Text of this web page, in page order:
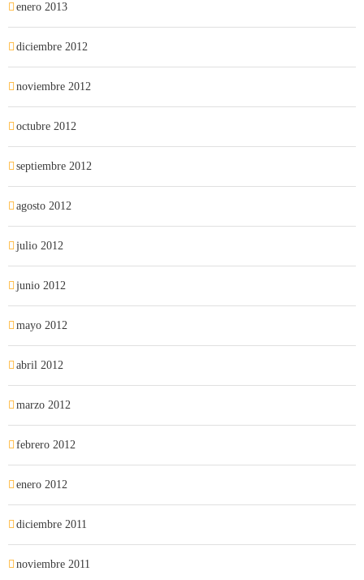
enero 2013
diciembre 2012
noviembre 2012
octubre 2012
septiembre 2012
agosto 2012
julio 2012
junio 2012
mayo 2012
abril 2012
marzo 2012
febrero 2012
enero 2012
diciembre 2011
noviembre 2011